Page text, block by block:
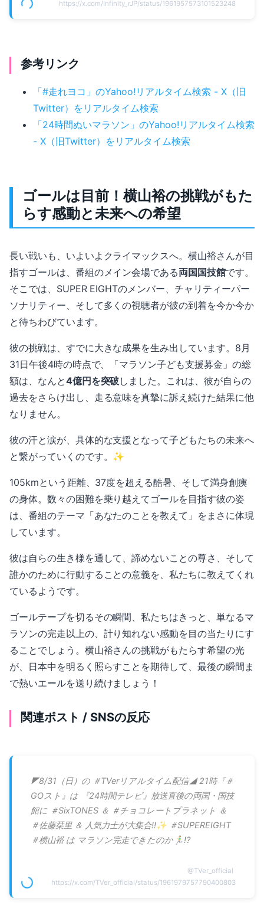
https://x.com/Infinity_rJP/status/1961957573101523248
参考リンク
「#走れヨコ」のYahoo!リアルタイム検索 - X（旧
Twitter）をリアルタイム検索
「24時間ぬいマラソン」のYahoo!リアルタイム検索
- X（旧Twitter）をリアルタイム検索
ゴールは目前！横山裕の挑戦がもた
らす感動と未来への希望
長い戦いも、いよいよクライマックスへ。横山裕さんが目
指すゴールは、番組のメイン会場である両国国技館です。
そこでは、SUPER EIGHTのメンバー、チャリティーパー
ソナリティー、そして多くの視聴者が彼の到着を今か今か
と待ちわびています。
彼の挑戦は、すでに大きな成果を生み出しています。8月
31日午後4時の時点で、「マラソン子ども支援募金」の総
額は、なんと4億円を突破しました。これは、彼が自らの
過去をさらけ出し、走る意味を真摯に訴え続けた結果に他
なりません。
彼の汗と涙が、具体的な支援となって子どもたちの未来へ
と繋がっていくのです。✨
105kmという距離、37度を超える酷暑、そして満身創痍
の身体。数々の困難を乗り越えてゴールを目指す彼の姿
は、番組のテーマ「あなたのことを教えて」をまさに体現
しています。
彼は自らの生き様を通して、諦めないことの尊さ、そして
誰かのために行動することの意義を、私たちに教えてくれ
ているようです。
ゴールテープを切るその瞬間、私たちはきっと、単なるマ
ラソンの完走以上の、計り知れない感動を目の当たりにす
ることでしょう。横山裕さんの挑戦がもたらす希望の光
が、日本中を明るく照らすことを期待して、最後の瞬間ま
で熱いエールを送り続けましょう！
関連ポスト / SNSの反応
◤8/31（日）の ＃TVerリアルタイム配信◢ 21時『＃
GOスト』は 『24時間テレビ』放送直後の両国・国技
館に ＃SixTONES ＆ ＃チョコレートプラネット ＆
＃佐藤栞里 ＆ 人気力士が大集合!!✨ ＃SUPEREIGHT
＃横山裕 は マラソン完走できたのか🏃‍♂️⁉️
@TVer_official
https://x.com/TVer_official/status/1961979757790400803